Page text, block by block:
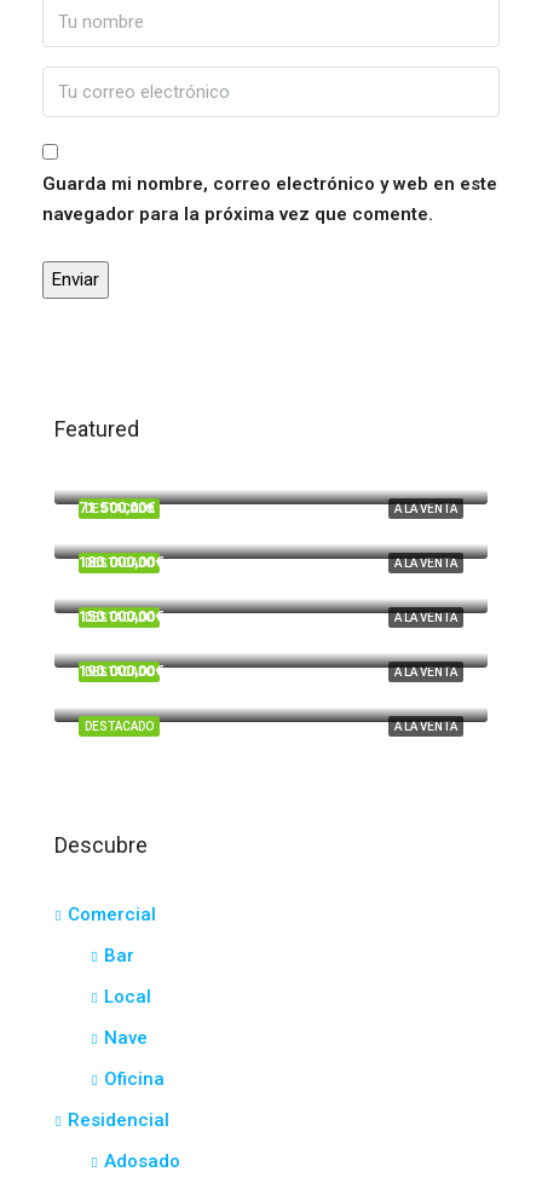
Guarda mi nombre, correo electrónico y web en este
navegador para la próxima vez que comente.
Featured
A LA VENTA
DESTACADO
A LA VENTA
DESTACADO
71.500,00€
A LA VENTA
DESTACADO
180.000,00€
A LA VENTA
DESTACADO
150.000,00€
A LA VENTA
DESTACADO
190.000,00€
Descubre
Comercial
Bar
Local
Nave
Oficina
Residencial
Adosado